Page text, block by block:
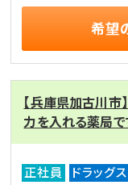
希望
【兵庫県加古川
力を入れる薬局
正社員 ドラッグ